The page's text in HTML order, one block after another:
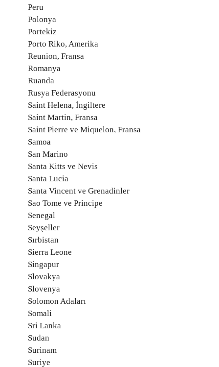
Peru
Polonya
Portekiz
Porto Riko, Amerika
Reunion, Fransa
Romanya
Ruanda
Rusya Federasyonu
Saint Helena, İngiltere
Saint Martin, Fransa
Saint Pierre ve Miquelon, Fransa
Samoa
San Marino
Santa Kitts ve Nevis
Santa Lucia
Santa Vincent ve Grenadinler
Sao Tome ve Principe
Senegal
Seyşeller
Sırbistan
Sierra Leone
Singapur
Slovakya
Slovenya
Solomon Adaları
Somali
Sri Lanka
Sudan
Surinam
Suriye